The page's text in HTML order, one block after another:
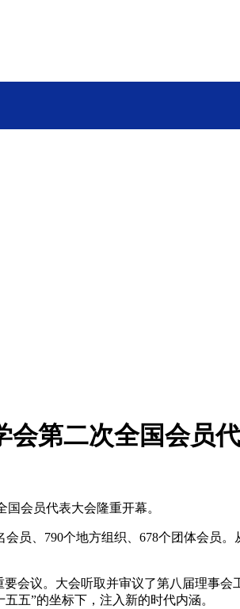
第二次全国会员
会员代表大会隆重开幕。
、790个地方组织、678个团体会员。
议。大会听取并审议了第八届理事会
五”的坐标下，注入新的时代内涵。